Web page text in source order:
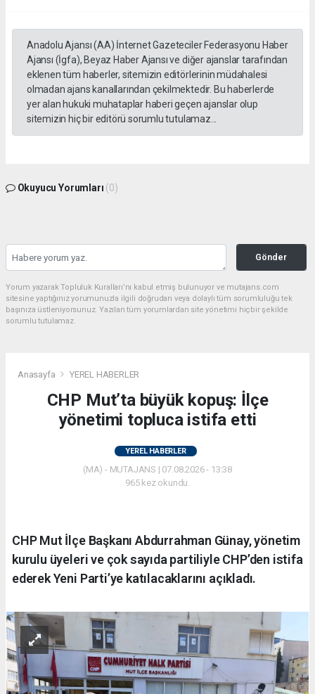
Anadolu Ajansı (AA) İnternet Gazeteciler Federasyonu Haber
Ajansı (İgfa), Beyaz Haber Ajansı ve diğer ajanslar tarafından
eklenen tüm haberler, sitemizin editörlerinin müdahalesi
olmadan ajans kanallarından çekilmektedir. Bu haberlerde
yer alan hukuki muhataplar haberi geçen ajanslar olup
sitemizin hiç bir editörü sorumlu tutulamaz...
Okuyucu Yorumları (0)
Gönder
Yorum yazarak Topluluk Kuralları’nı kabul etmiş bulunuyor ve mutajans.com
sitesine yaptığınız yorumunuzla ilgili doğrudan veya dolaylı tüm sorumluluğu tek
başınıza üstleniyorsunuz. Yazılan tüm yorumlardan site yönetimi hiçbir şekilde
sorumlu tutulamaz.
Anasayfa YEREL HABERLER
CHP Mut’ta büyük kopuş: İlçe
yönetimi topluca istifa etti
YEREL HABERLER
(MA) - MUTAJANS | 07.08.2026 - 13:38
965 kez okundu.
CHP Mut İlçe Başkanı Abdurrahman Günay, yönetim
kurulu üyeleri ve çok sayıda partiliyle CHP’den istifa
ederek Yeni Parti’ye katılacaklarını açıkladı.